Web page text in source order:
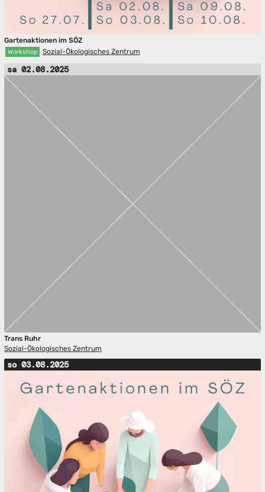
Gartenaktionen im SÖZ
Workshop Sozial-Ökologisches Zentrum
sa 02.08.2025
Trans Ruhr
Sozial-Ökologisches Zentrum
so 03.08.2025